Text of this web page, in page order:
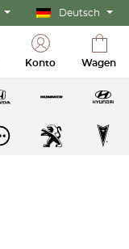
Deutsch
Konto Wagen